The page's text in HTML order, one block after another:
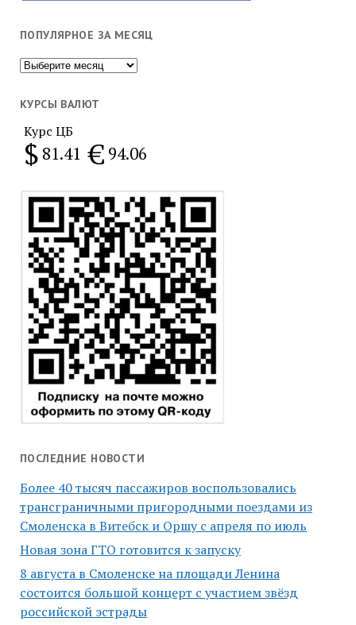
ПОПУЛЯРНОЕ ЗА МЕСЯЦ
Популярное
месяц
КУРСЫ ВАЛЮТ
Курс ЦБ
$ 81.41 € 94.06
ПОСЛЕДНИЕ НОВОСТИ
Более 40 тысяч пассажиров воспользовались
трансграничными пригородными поездами из
Смоленска в Витебск и Оршу с апреля по июль
Новая зона ГТО готовится к запуску
8 августа в Смоленске на площади Ленина
состоится большой концерт с участием звёзд
российской эстрады